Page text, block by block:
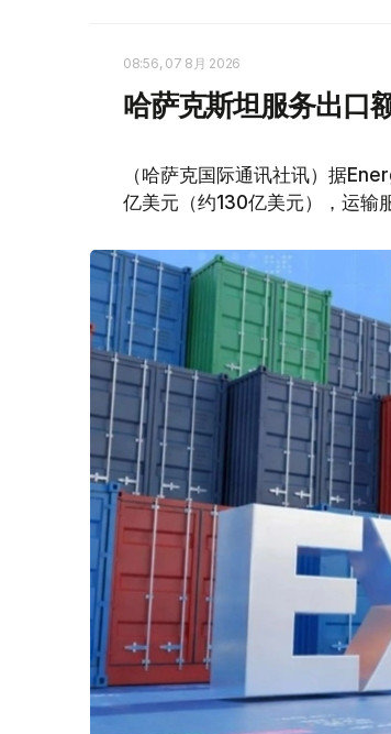
08:56, 07 8月 2026
哈萨克斯坦服务出口
（哈萨克国际通讯社讯）据
亿美元（约130亿美元），运输